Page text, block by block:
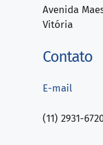
Avenida
Vitória
Contato
E-mail
(11) 2931-